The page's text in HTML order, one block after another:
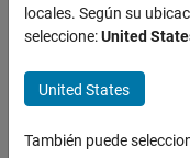
locales. Según su
seleccione:United
United States
También puede